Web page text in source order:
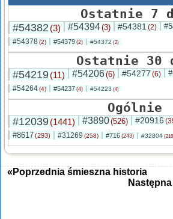
Ostatnie 7
#54382 (3) #54394(3) #54381 (2)
#54378 (2) #54379 (2) #54372 (2)
Ostatnie 30
#54219(11) #54206(6) #54277 (6)
#54264(4) #54237 (4) #54223 (4)
Ogólnie
#12039(1441) #3890(526) #20916
#8617(293) #31269 (258) #716 (243) #32804
«Poprzednia śmieszna historia